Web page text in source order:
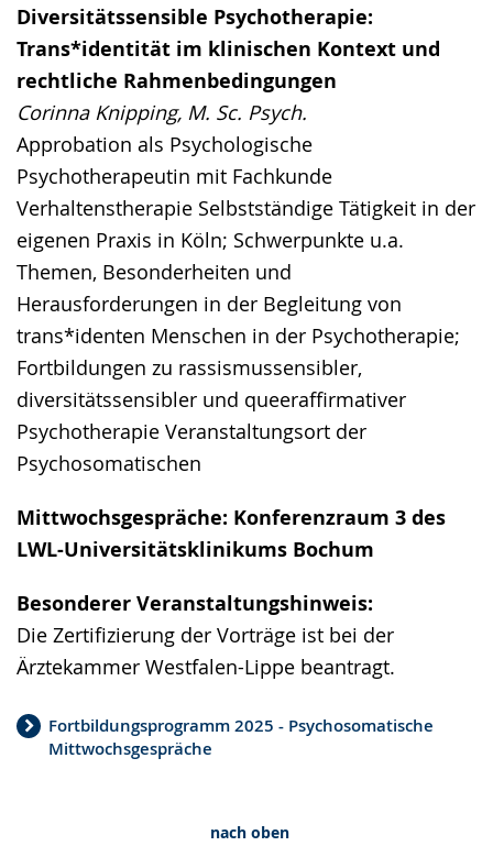
Diversitätssensible Psychotherapie:
Trans*identität im klinischen Kontext und
rechtliche Rahmenbedingungen
Corinna Knipping, M. Sc. Psych.
Approbation als Psychologische
Psychotherapeutin mit Fachkunde
Verhaltenstherapie Selbstständige Tätigkeit in der
eigenen Praxis in Köln; Schwerpunkte u.a.
Themen, Besonderheiten und
Herausforderungen in der Begleitung von
trans*identen Menschen in der Psychotherapie;
Fortbildungen zu rassismussensibler,
diversitätssensibler und queeraffirmativer
Psychotherapie Veranstaltungsort der
Psychosomatischen
Mittwochsgespräche: Konferenzraum 3 des
LWL-Universitätsklinikums Bochum
Besonderer Veranstaltungshinweis:
Die Zertifizierung der Vorträge ist bei der
Ärztekammer Westfalen-Lippe beantragt.
Fortbildungsprogramm 2025 - Psychosomatische
Mittwochsgespräche
nach oben